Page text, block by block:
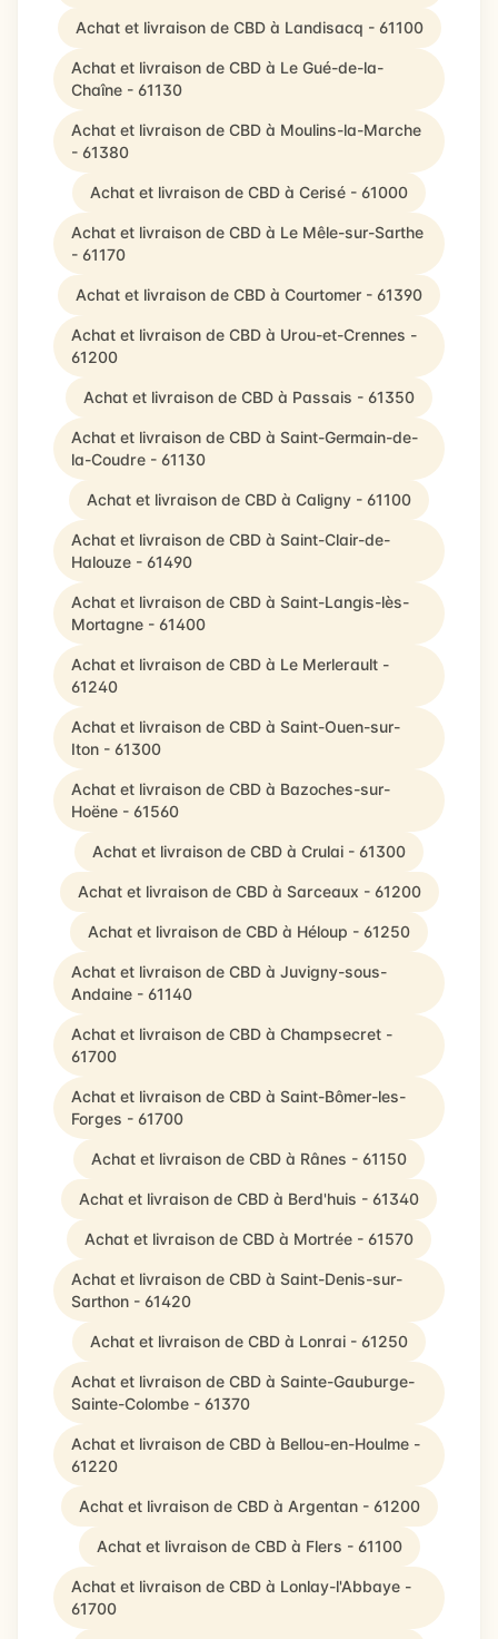
Achat et livraison de CBD à Landisacq - 61100
Achat et livraison de CBD à Le Gué-de-la-
Chaîne - 61130
Achat et livraison de CBD à Moulins-la-Marche
- 61380
Achat et livraison de CBD à Cerisé - 61000
Achat et livraison de CBD à Le Mêle-sur-Sarthe
- 61170
Achat et livraison de CBD à Courtomer - 61390
Achat et livraison de CBD à Urou-et-Crennes -
61200
Achat et livraison de CBD à Passais - 61350
Achat et livraison de CBD à Saint-Germain-de-
la-Coudre - 61130
Achat et livraison de CBD à Caligny - 61100
Achat et livraison de CBD à Saint-Clair-de-
Halouze - 61490
Achat et livraison de CBD à Saint-Langis-lès-
Mortagne - 61400
Achat et livraison de CBD à Le Merlerault -
61240
Achat et livraison de CBD à Saint-Ouen-sur-
Iton - 61300
Achat et livraison de CBD à Bazoches-sur-
Hoëne - 61560
Achat et livraison de CBD à Crulai - 61300
Achat et livraison de CBD à Sarceaux - 61200
Achat et livraison de CBD à Héloup - 61250
Achat et livraison de CBD à Juvigny-sous-
Andaine - 61140
Achat et livraison de CBD à Champsecret -
61700
Achat et livraison de CBD à Saint-Bômer-les-
Forges - 61700
Achat et livraison de CBD à Rânes - 61150
Achat et livraison de CBD à Berd'huis - 61340
Achat et livraison de CBD à Mortrée - 61570
Achat et livraison de CBD à Saint-Denis-sur-
Sarthon - 61420
Achat et livraison de CBD à Lonrai - 61250
Achat et livraison de CBD à Sainte-Gauburge-
Sainte-Colombe - 61370
Achat et livraison de CBD à Bellou-en-Houlme -
61220
Achat et livraison de CBD à Argentan - 61200
Achat et livraison de CBD à Flers - 61100
Achat et livraison de CBD à Lonlay-l'Abbaye -
61700